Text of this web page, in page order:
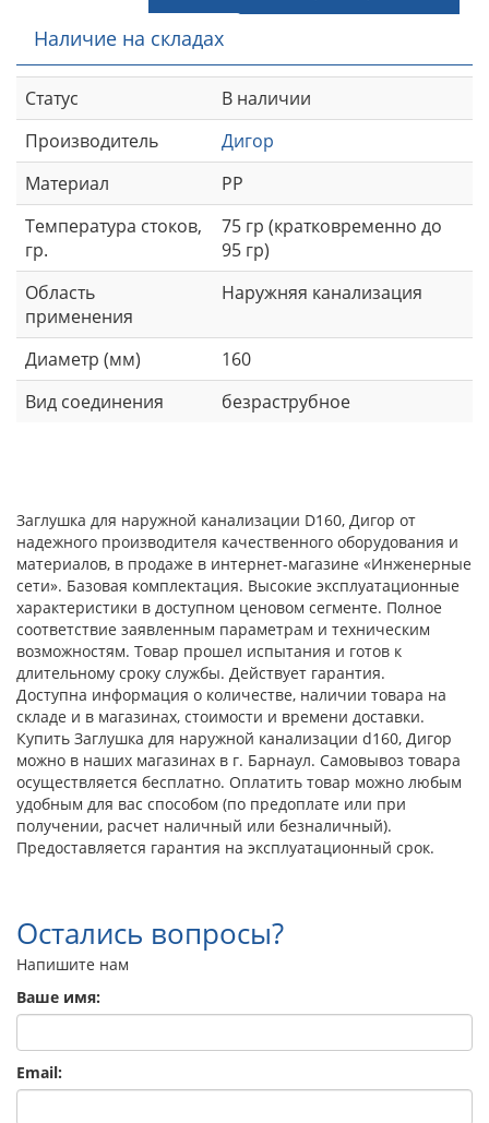
Наличие на складах
Статус
В наличии
Производитель
Дигор
Материал
РР
Температура стоков,
гр.
75 гр (кратковременно до
95 гр)
Область
применения
Наружняя канализация
Диаметр (мм)
160
Вид соединения
безраструбное
Заглушка для наружной канализации D160, Дигор от
надежного производителя качественного оборудования и
материалов, в продаже в интернет-магазине «Инженерные
сети». Базовая комплектация. Высокие эксплуатационные
характеристики в доступном ценовом сегменте. Полное
соответствие заявленным параметрам и техническим
возможностям. Товар прошел испытания и готов к
длительному сроку службы. Действует гарантия.
Доступна информация о количестве, наличии товара на
складе и в магазинах, стоимости и времени доставки.
Купить Заглушка для наружной канализации d160, Дигор
можно в наших магазинах в г. Барнаул. Самовывоз товара
осуществляется бесплатно. Оплатить товар можно любым
удобным для вас способом (по предоплате или при
получении, расчет наличный или безналичный).
Предоставляется гарантия на эксплуатационный срок.
Остались вопросы?
Напишите нам
Ваше имя:
Email: